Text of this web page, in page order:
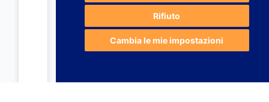
Rifiuto
Cambia le mie impostazioni